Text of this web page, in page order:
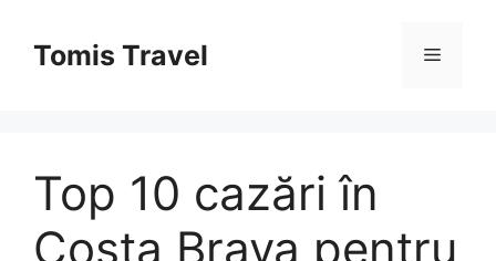
conținutTomis Travel Meniu
Top 10 cazări în
Costa Brava pentru